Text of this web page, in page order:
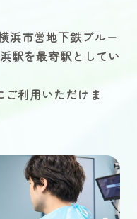
浜市営地下鉄ブルー
駅を最寄駅としてい
利用いただけま